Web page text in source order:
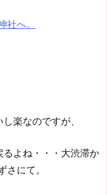
社へ。
楽なのですが、
よね・・・大渋滞か
にて。